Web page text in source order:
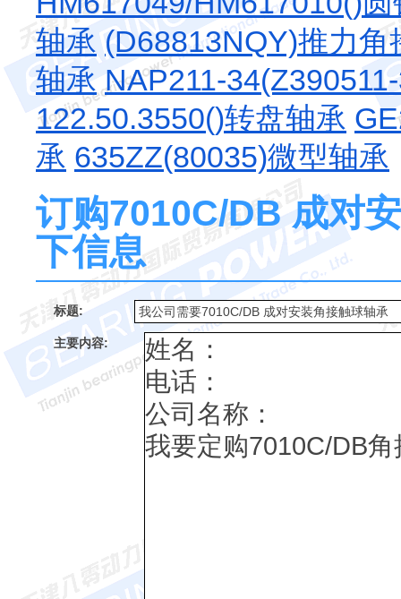
轴承 (D68813NQY)推力角
轴承 NAP211-
122.50.3550()转盘轴承
承 635ZZ(80035)微型轴承
订购7010C/DB 成对
下信息
标题:
主要内容: